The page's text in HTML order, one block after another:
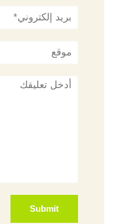
إلكتروني*
تعليق